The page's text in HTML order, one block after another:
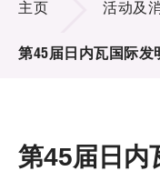
项目及资助
主页 活动及
第45届日内瓦国际发
第45届日内